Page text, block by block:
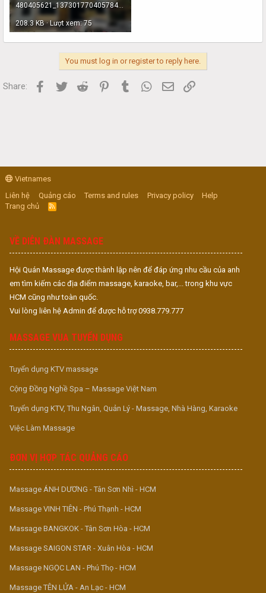
480405621_1373017704057842_2695810844675579384_n.jpg
208.3 KB · Lượt xem: 75
You must log in or register to reply here.
Share: Facebook
Twitter Reddit PinterestTumblr WhatsApp
Email
Vietnames
Liên hệ
Quảng cáo Terms and rules Privacy policy
Help
Trang chủ
R
S
VỀ DIỄN ĐÀN MASSAGE
Hội Quán Massage được thành lập nên để đáp ứng nhu cầu của anh
em tìm kiếm các địa điểm massage, karaoke, bar,... trong khu vực
HCM cũng như toàn quốc.
Vui lòng liên hệ Admin để được hỗ trợ 0938.779.777
MASSAGE VUA TUYỂN DỤNG
Tuyển dụng KTV massage
Cộng Đồng Nghề Spa – Massage Việt Nam
Tuyển dụng KTV, Thu Ngân, Quản Lý - Massage, Nhà Hàng, Karaoke
Việc Làm Massage
ĐƠN VỊ HỢP TÁC QUẢNG CÁO
Massage ÁNH DƯƠNG - Tân Sơn Nhì - HCM
Massage VINH TIÊN - Phú Thạnh - HCM
Massage BANGKOK - Tân Sơn Hòa - HCM
Massage SAIGON STAR - Xuân Hòa - HCM
Massage NGỌC LAN - Phú Thọ - HCM
Massage TÊN LỬA - An Lạc - HCM